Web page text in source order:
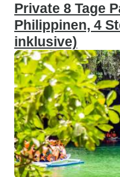
Private 8 Tage
Philippinen, 4
inklusive)